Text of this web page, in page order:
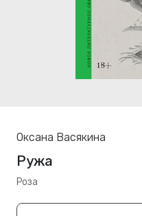
Оксана Васякина
Ружа
Роза